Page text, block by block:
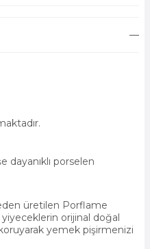
dayanıklı porselen
üretilen Porflame
orijinal doğal
yemek pişirmenizi